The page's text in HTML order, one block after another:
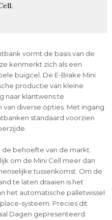
vormt de basis van de
kenmerkt zich als een
buigcel. De E-Brake Mini
productie van kleine
naar klantwens te
diverse opties. Met ingang
standaard voorzien
behoefte van de markt.
om de Mini Cell meer dan
tussenkomst. Om de
te laten draaien is het
het automatische palletwissel
systeem. Precies dit
Dagen gepresenteerd.